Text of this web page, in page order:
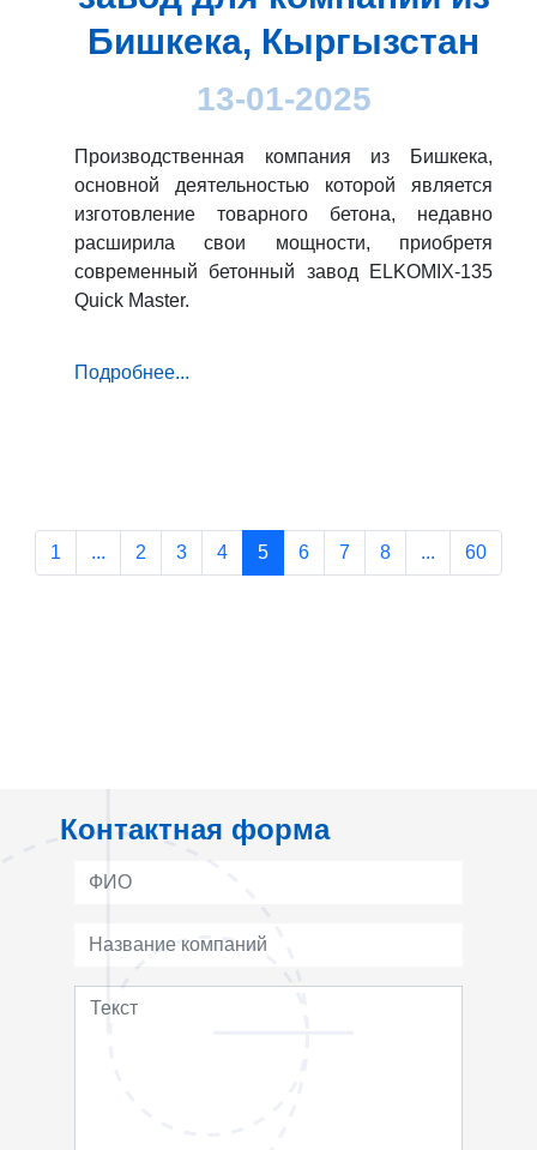
Бишкека, Кыргызстан
13-01-2025
Производственная компания из Бишкека,
основной деятельностью которой является
изготовление товарного бетона, недавно
расширила свои мощности, приобретя
современный бетонный завод ELKOMIX-135
Quick Master.
Подробнее...
1 ... 2 3 4 5 6 7 8 ... 60
Контактная форма